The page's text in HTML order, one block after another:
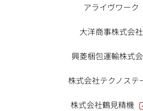
アライヴワーク
大洋商事株式会社
興菱梱包運輸株式
株式会社テクノステ
株式会社鶴見精機